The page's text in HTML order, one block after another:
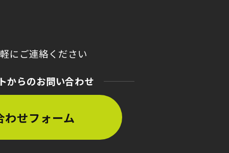
にご連絡ください
からのお問い合わせ
わせフォーム